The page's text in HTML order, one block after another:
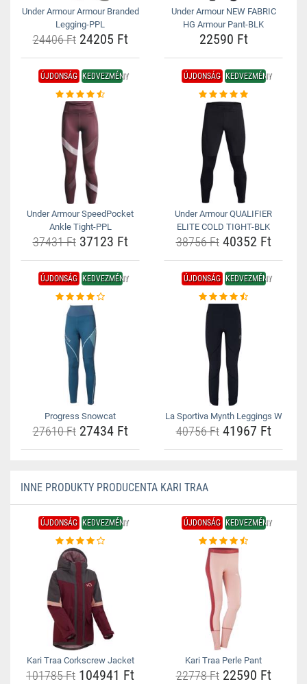
Under Armour Armour Branded
Legging-PPL
24406 Ft24205 Ft
Under Armour NEW FABRIC
HG Armour Pant-BLK
22590 Ft
ÚJDONSÁG KEDVEZMÉNY
Under Armour SpeedPocket
Ankle Tight-PPL
37431 Ft37123 Ft
ÚJDONSÁG KEDVEZMÉNY
Under Armour QUALIFIER
ELITE COLD TIGHT-BLK
38756 Ft40352 Ft
ÚJDONSÁG KEDVEZMÉNY
Progress Snowcat
27610 Ft27434 Ft
ÚJDONSÁG KEDVEZMÉNY
La Sportiva Mynth Leggings W
40756 Ft41967 Ft
INNE PRODUKTY PRODUCENTA KARI TRAA
ÚJDONSÁG KEDVEZMÉNY
Kari Traa Corkscrew Jacket
101785 Ft 104941 Ft
ÚJDONSÁG KEDVEZMÉNY
Kari Traa Perle Pant
22778 Ft22590 Ft